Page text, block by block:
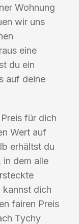
Wohnung
wir uns
eine
du ein
auf deine
für dich
Wert auf
erhältst du
dem alle
kannst dich
fairen Preis
Tychy